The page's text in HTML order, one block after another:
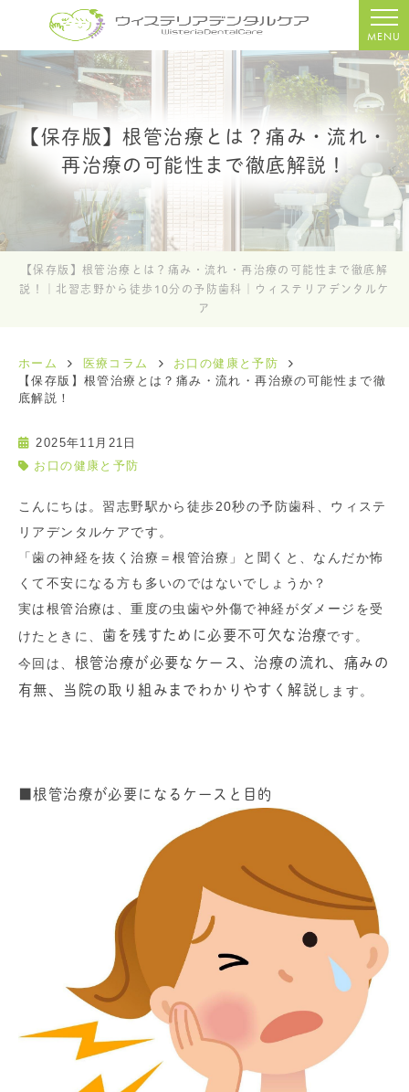
MENU
【保存版】根管治療とは？痛み・流れ・
再治療の可能性まで徹底解説！
【保存版】根管治療とは？痛み・流れ・再治療の可能性まで徹底解
説！｜北習志野から徒歩10分の予防歯科｜ウィステリアデンタルケ
ア
ホーム 医療コラム
お口の健康と予防
【保存版】根管治療とは？痛み・流れ・再治療の可能性まで徹
底解説！
2025年11月21日
お口の健康と予防
こんにちは。習志野駅から徒歩20秒の予防歯科、ウィステ
リアデンタルケアです。
「歯の神経を抜く治療＝根管治療」と聞くと、なんだか怖
くて不安になる方も多いのではないでしょうか？
実は根管治療は、重度の虫歯や外傷で神経がダメージを受
けたときに、 歯を残すために必要不可欠な治療です。
今回は、 根管治療が必要なケース、治療の流れ、痛みの
有無、当院の取り組みまでわかりやすく解説 します。
■根管治療が必要になるケースと目的